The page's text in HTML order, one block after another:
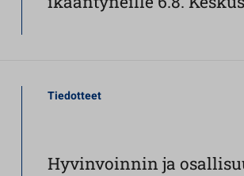
Tiedotteet
Hyvinvoinnin ja